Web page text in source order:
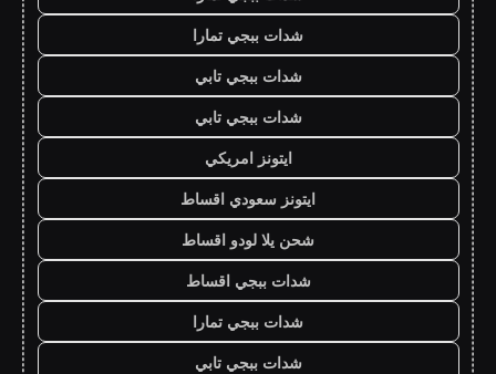
شدات ببجي تمارا
شدات ببجي تابي
شدات ببجي تابي
ايتونز امريكي
ايتونز سعودي اقساط
شحن يلا لودو اقساط
شدات ببجي اقساط
شدات ببجي تمارا
شدات ببجي تابي